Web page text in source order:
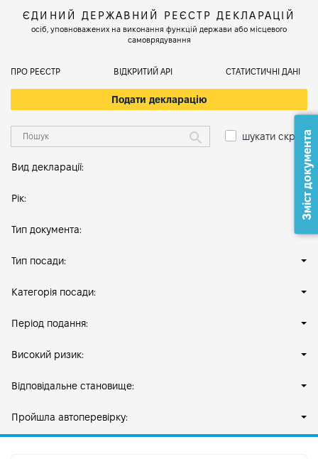
ЄДИНИЙ ДЕРЖАВНИЙ РЕЄСТР ДЕКЛАРАЦІЙ
осіб, уповноважених на виконання функцій держави або місцевого
самоврядування
ПРО РЕЄСТР ВІДКРИТИЙ АРІ СТАТИСТИЧНІ ДАНІ
Подати декларацію
шукати скрізь
Вид декларації:
Рік:
Тип документа:
Тип посади:
Категорія посади:
Період подання:
Високий ризик:
Відповідальне становище:
Пройшла автоперевірку:
Зміст документа